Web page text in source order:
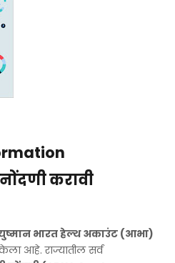
करावी
भारत हेल्थ अकाउंट (आभा)
आहे. राज्यातील सर्व